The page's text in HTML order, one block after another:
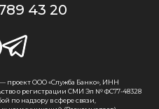
43 20
проект ООО «Служба Банко», ИНН
о регистрации СМИ Эл № ФС77-48328
по надзору в сфере связи,